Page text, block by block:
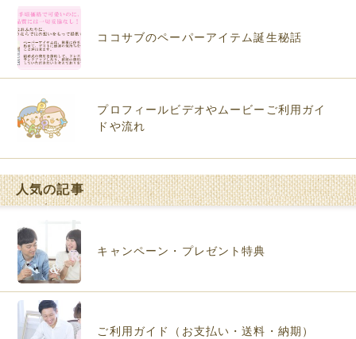
ココサブのペーパーアイテム誕生秘話
プロフィールビデオやムービーご利用ガイ
ドや流れ
人気の記事
キャンペーン・プレゼント特典
ご利用ガイド（お支払い・送料・納期）